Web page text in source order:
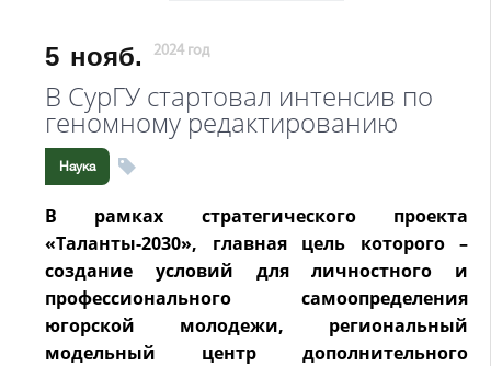
5 нояб. 2024 год
В СурГУ стартовал интенсив по
геномному редактированию
Наука
В рамках стратегического проекта
«Таланты-2030», главная цель которого –
создание условий для личностного и
профессионального самоопределения
югорской молодежи, региональный
модельный центр дополнительного